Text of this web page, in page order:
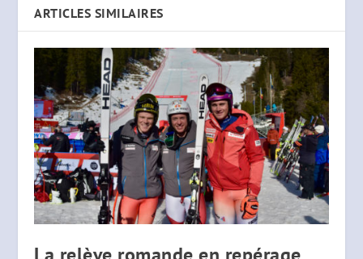
ARTICLES SIMILAIRES